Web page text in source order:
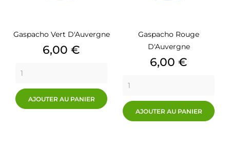
Gaspacho Vert D'Auvergne
Prix
6,00 €
AJOUTER AU PANIER
Gaspacho Rouge
D'Auvergne
Prix
6,00 €
AJOUTER AU PANIER